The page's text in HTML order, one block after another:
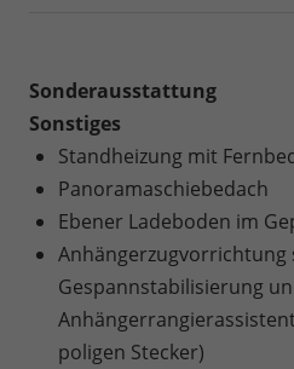
Sonderausstattung
Sonstiges
Standheizung mit
Panoramaschiebedach
Ebener Ladeboden im
Anhängerzugvorrichtung
Gespannstabilisierung
poligen Stecker)